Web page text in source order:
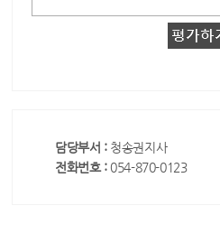
담당부서 : 청송권지사
전화번호 : 054-870-0123